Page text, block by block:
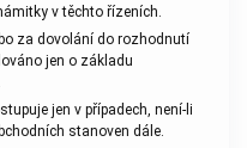
v těchto řízeních.
za dovolání do rozhodnutí
jen o základu
jen v případech, není-li
stanoven dále.